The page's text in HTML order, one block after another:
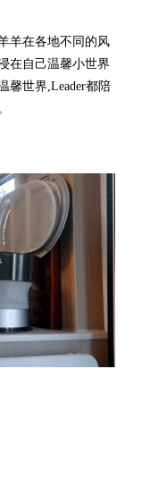
羊在各地不同的风
在自己温馨小世界
馨世界,Leader都陪